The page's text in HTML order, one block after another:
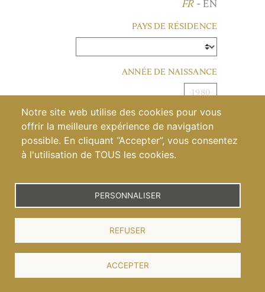
FR - EN
PAYS DE RÉSIDENCE
ANNÉE DE NAISSANCE
VALIDER
de 21 ans.
LAURENT ET
DOMINIQUE
Notre site web utilise des cookies pour vous
offrir la meilleure expérience de navigation
possible. En cliquant “Accepter”, vous consentez
à l'utilisation de TOUS les cookies.
PERSONNALISER
REFUSER
ACCEPTER